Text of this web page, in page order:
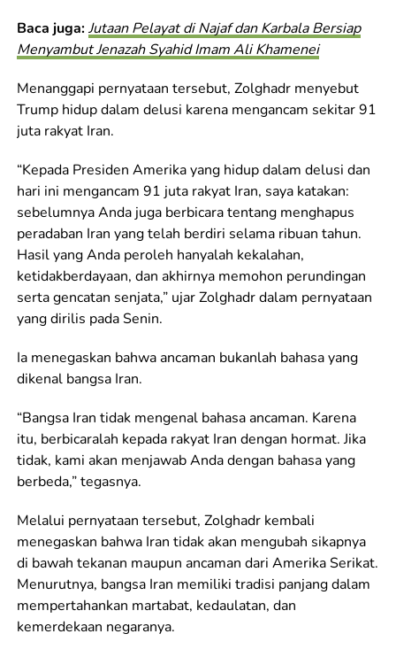
Baca juga:Jutaan Pelayat di Najaf dan Karbala Bersiap
Menyambut Jenazah Syahid Imam Ali Khamenei
Menanggapi pernyataan tersebut, Zolghadr menyebut
Trump hidup dalam delusi karena mengancam sekitar 91
juta rakyat Iran.
“Kepada Presiden Amerika yang hidup dalam delusi dan
hari ini mengancam 91 juta rakyat Iran, saya katakan:
sebelumnya Anda juga berbicara tentang menghapus
peradaban Iran yang telah berdiri selama ribuan tahun.
Hasil yang Anda peroleh hanyalah kekalahan,
ketidakberdayaan, dan akhirnya memohon perundingan
serta gencatan senjata,” ujar Zolghadr dalam pernyataan
yang dirilis pada Senin.
Ia menegaskan bahwa ancaman bukanlah bahasa yang
dikenal bangsa Iran.
“Bangsa Iran tidak mengenal bahasa ancaman. Karena
itu, berbicaralah kepada rakyat Iran dengan hormat. Jika
tidak, kami akan menjawab Anda dengan bahasa yang
berbeda,” tegasnya.
Melalui pernyataan tersebut, Zolghadr kembali
menegaskan bahwa Iran tidak akan mengubah sikapnya
di bawah tekanan maupun ancaman dari Amerika Serikat.
Menurutnya, bangsa Iran memiliki tradisi panjang dalam
mempertahankan martabat, kedaulatan, dan
kemerdekaan negaranya.